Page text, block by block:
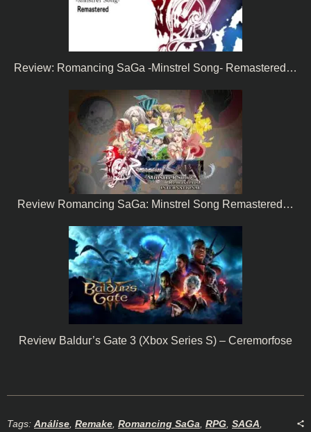
Review: Romancing SaGa -Minstrel Song- Remastered…
Review Romancing SaGa: Minstrel Song Remastered…
Review Baldur’s Gate 3 (Xbox Series S) – Ceremorfose
Tags: Análise, Remake, Romancing SaGa, RPG, SAGA,